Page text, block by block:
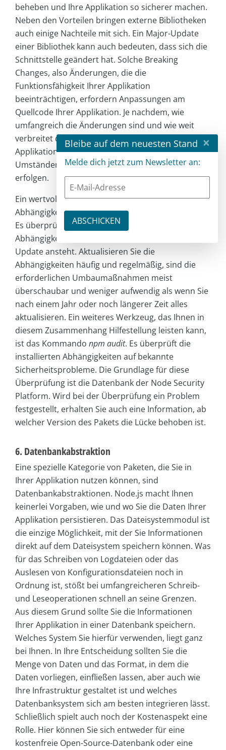
beheben und Ihre Applikation so sicherer machen.
Neben den Vorteilen bringen externe Bibliotheken
auch einige Nachteile mit sich. Ein Major-Update
einer Bibliothek kann auch bedeuten, dass sich die
Schnittstelle geändert hat. Solche Breaking
Changes, also Änderungen, die die
Funktionsfähigkeit Ihrer Applikation
beeinträchtigen, erfordern Anpassungen am
Quellcode Ihrer Applikation. Je nachdem, wie
umfangreich die Änderungen sind und wie weit
verbreitet die Verwendung der Bibliothek in Ihrer
Applikation ist, kann eine solche Anpassung unter
Umständen aufwendig werden und muss geplant
erfolgen.
Ein wertvolles Werkzeug zum Umgang mit
Abhängigkeiten ist das Kommando
Es überprüft den Stand der installierten
Abhängigkeiten und informiert Sie darüber, ob ein
Update ansteht. Aktualisieren Sie die
Abhängigkeiten häufig und regelmäßig, sind die
erforderlichen Umbaumaßnahmen meist
überschaubar und weniger aufwendig als wenn Sie
nach einem Jahr oder noch längerer Zeit alles
aktualisieren. Ein weiteres Werkzeug, das Ihnen in
diesem Zusammenhang Hilfestellung leisten kann,
ist das Kommando npm audit. Es überprüft die
installierten Abhängigkeiten auf bekannte
Sicherheitsprobleme. Die Grundlage für diese
Überprüfung ist die Datenbank der Node Security
Platform. Wird bei der Überprüfung ein Problem
festgestellt, erhalten Sie auch eine Information, ab
welcher Version des Pakets die Lücke behoben ist.
6. Datenbankabstraktion
Eine spezielle Kategorie von Paketen, die Sie in
Ihrer Applikation nutzen können, sind
Datenbankabstraktionen. Node.js macht Ihnen
keinerlei Vorgaben, wie und wo Sie die Daten Ihrer
Applikation persistieren. Das Dateisystemmodul ist
die einzige Möglichkeit, mit der Sie Informationen
direkt auf dem Dateisystem speichern können. Was
für das Schreiben von Logdateien oder das
Auslesen von Konfigurationsdateien noch in
Ordnung ist, stößt bei umfangreicheren Schreib-
und Leseoperationen schnell an seine Grenzen.
Aus diesem Grund sollte Sie die Informationen
Ihrer Applikation in einer Datenbank speichern.
Welches System Sie hierfür verwenden, liegt ganz
bei Ihnen. In Ihre Entscheidung sollten Sie die
Menge von Daten und das Format, in dem die
Daten vorliegen, einfließen lassen, aber auch wie
Ihre Infrastruktur gestaltet ist und welches
Datenbanksystem sich am besten integrieren lässt.
Schließlich spielt auch noch der Kostenaspekt eine
Rolle. Hier können Sie sich entweder für eine
kostenfreie Open-Source-Datenbank oder eine
Bleibe auf dem neuesten Stand ×
Melde dich jetzt zum Newsletter an: